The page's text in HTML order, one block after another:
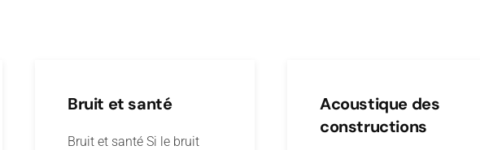
Bruit et santé
Bruit et santé Si le bruit
Acoustique des
constructions